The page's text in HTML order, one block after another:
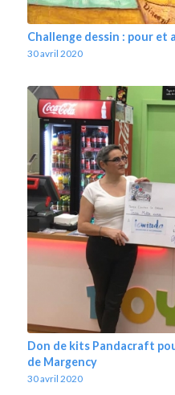
Challenge dessin : pour
30 avril 2020
Don de kits Pandacraft
de Margency
30 avril 2020